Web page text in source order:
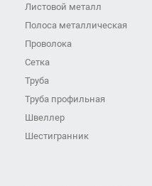
Листовой металл
Полоса металлическая
Проволока
Сетка
Труба
Труба профильная
Швеллер
Шестигранник